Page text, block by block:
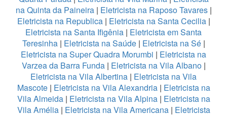
na Quinta da Paineira| Eletricista na Raposo Tavares|
Eletricista na Republica| Eletricista na Santa Cecilia|
Eletricista na Santa Ifigênia | Eletricista em Santa
Teresinha| Eletricista na Saúde| Eletricista na Sé|
Eletricista na Super Quadra Morumbi | Eletricista na
Varzea da Barra Funda| Eletricista na Vila Albano|
Eletricista na Vila Albertina | Eletricista na Vila
Mascote| Eletricista na Vila Alexandria| Eletricista na
Vila Almeida | Eletricista na Vila Alpina | Eletricista na
Vila Amélia | Eletricista na Vila Americana| Eletricista